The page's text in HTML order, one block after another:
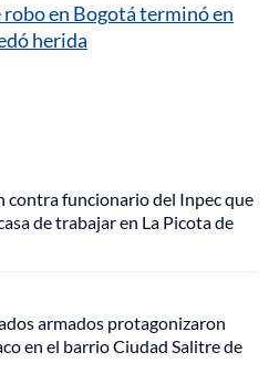
en Bogotá terminó en
herida
contra funcionario del Inpec que
de trabajar en La Picota de
armados protagonizaron
en el barrio Ciudad Salitre de